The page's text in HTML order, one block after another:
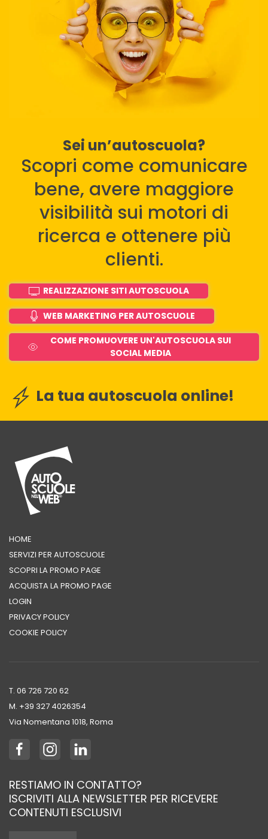
Sei un’autoscuola?
Scopri come comunicare
bene, avere maggiore
visibilità sui motori di
ricerca e ottenere più
clienti.
REALIZZAZIONE SITI AUTOSCUOLA
WEB MARKETING PER AUTOSCUOLE
COME PROMUOVERE UN'AUTOSCUOLA SUI
SOCIAL MEDIA
La tua autoscuola online!
HOME
SERVIZI PER AUTOSCUOLE
SCOPRI LA PROMO PAGE
ACQUISTA LA PROMO PAGE
LOGIN
PRIVACY POLICY
COOKIE POLICY
T. 06 726 720 62
M. +39 ‭327 4026354‬
Via Nomentana 1018, Roma
RESTIAMO IN CONTATTO?
ISCRIVITI ALLA NEWSLETTER PER RICEVERE
CONTENUTI ESCLUSIVI